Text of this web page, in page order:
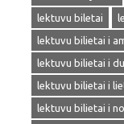
lektuvu biletai
lektuvu bilietai i
lektuvu bilietai i
lektuvu bilietai i
lektuvu bilietai i